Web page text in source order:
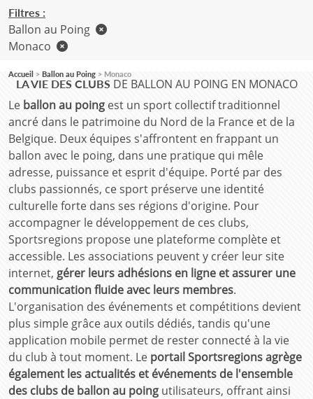
LA VIE DES CLUBSDE BALLON AU POING EN MONACO
Le ballon au poing est un sport collectif traditionnel
ancré dans le patrimoine du Nord de la France et de la
Belgique. Deux équipes s'affrontent en frappant un
ballon avec le poing, dans une pratique qui mêle
adresse, puissance et esprit d'équipe. Porté par des
clubs passionnés, ce sport préserve une identité
culturelle forte dans ses régions d'origine. Pour
accompagner le développement de ces clubs,
Sportsregions propose une plateforme complète et
accessible. Les associations peuvent y créer leur site
internet, gérer leurs adhésions en ligne et assurer une
communication fluide avec leurs membres.
L'organisation des événements et compétitions devient
plus simple grâce aux outils dédiés, tandis qu'une
application mobile permet de rester connecté à la vie
du club à tout moment. Le portail Sportsregions agrège
également les actualités et événements de l'ensemble
des clubs de ballon au poing utilisateurs, offrant ainsi
Filtres :
Ballon au Poing
Monaco
Accueil Ballon au Poing Monaco